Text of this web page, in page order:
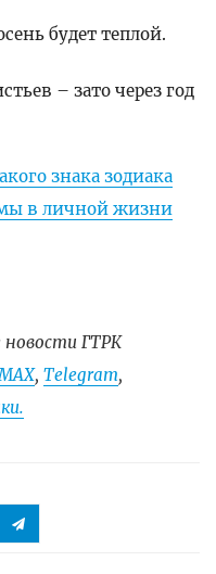
будет теплой.
– зато через год
знака зодиака
в личной жизни
ГТРК
, Telegram,